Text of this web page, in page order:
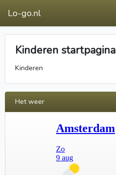
Lo-go.nl
Kinderen startpagina
Kinderen
Het weer